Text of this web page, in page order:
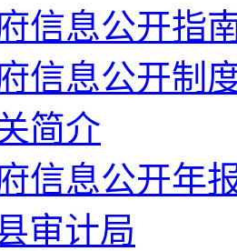
信息公开指
信息公开制
简介
信息公开年
审计局